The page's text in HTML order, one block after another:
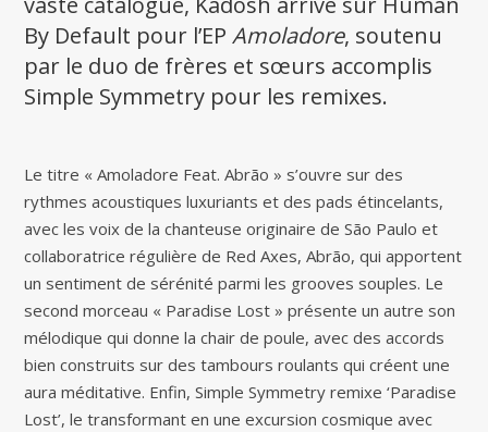
By Default pour l’EPAmoladore, soutenu
par le duo de frères et sœurs accomplis
Simple Symmetry pour les remixes.
Le titre « Amoladore Feat. Abrão » s’ouvre sur des
rythmes acoustiques luxuriants et des pads étincelants,
avec les voix de la chanteuse originaire de São Paulo et
collaboratrice régulière de Red Axes, Abrão, qui apportent
un sentiment de sérénité parmi les grooves souples. Le
second morceau « Paradise Lost » présente un autre son
mélodique qui donne la chair de poule, avec des accords
bien construits sur des tambours roulants qui créent une
aura méditative. Enfin, Simple Symmetry remixe ‘Paradise
Lost’, le transformant en une excursion cosmique avec